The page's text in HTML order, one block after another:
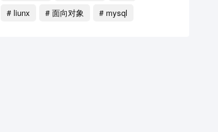
# liunx
# 面向对象 # mysql